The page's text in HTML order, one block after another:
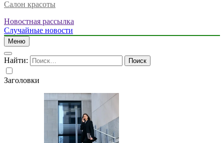
Салон красоты
Новостная рассылка
Случайные новости
Меню
Найти:
Заголовки